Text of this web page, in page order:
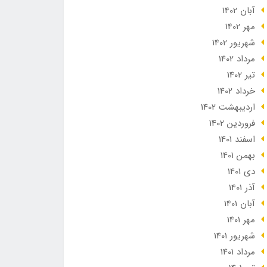
آبان 1402
مهر 1402
شهریور 1402
مرداد 1402
تير 1402
خرداد 1402
ارديبهشت 1402
فروردین 1402
اسفند 1401
بهمن 1401
دی 1401
آذر 1401
آبان 1401
مهر 1401
شهریور 1401
مرداد 1401